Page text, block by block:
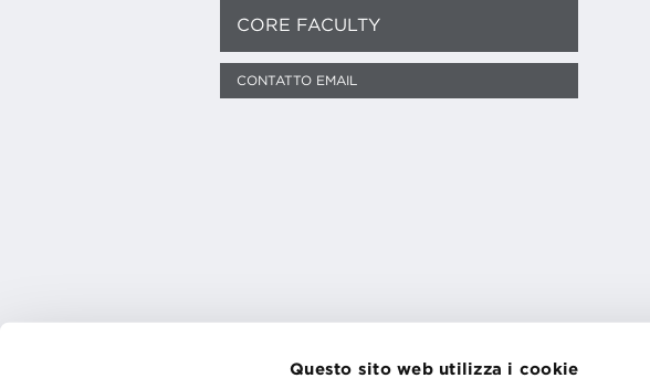
Questo sito web utilizza i cookie
CORE FACULTY
CONTATTO EMAIL